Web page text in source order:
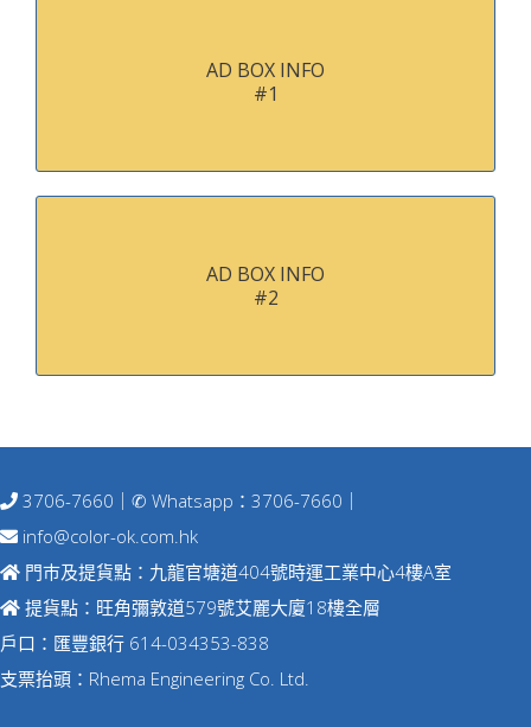
AD BOX INFO
#1
AD BOX INFO
#2
3706-7660 ｜✆ Whatsapp： 3706-7660
info@color-ok.com.hk
門巿及提貨點：九龍官塘道404號時運工業中心4樓A室
提貨點：旺角彌敦道579號艾麗大廈18樓全層
戶口：匯豐銀行 614-034353-838
支票抬頭：Rhema Engineering Co. Ltd.